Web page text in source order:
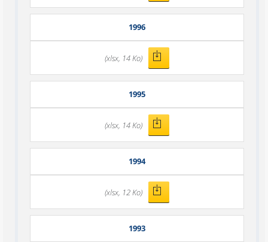
1996
(xlsx, 14 Ko)
1995
(xlsx, 14 Ko)
1994
(xlsx, 12 Ko)
1993